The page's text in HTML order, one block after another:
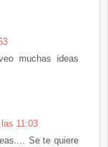
muchas ideas
11:03
Se te quiere